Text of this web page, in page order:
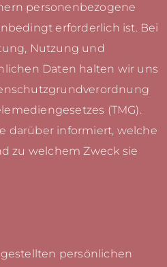
personenbezogene
erforderlich ist. Bei
Nutzung und
Daten halten wir uns
(TMG).
darüber informiert, welche
zu welchem Zweck sie
persönlichen